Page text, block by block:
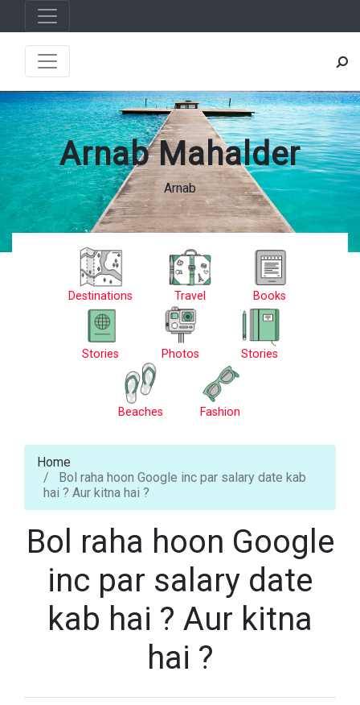
Arnab Mahalder
Arnab
Destinations Travel Books
Stories Photos Stories
Beaches Fashion
Home
Bol raha hoon Google inc par salary date kab
hai ? Aur kitna hai ?
Bol raha hoon Google
inc par salary date
kab hai ? Aur kitna
hai ?